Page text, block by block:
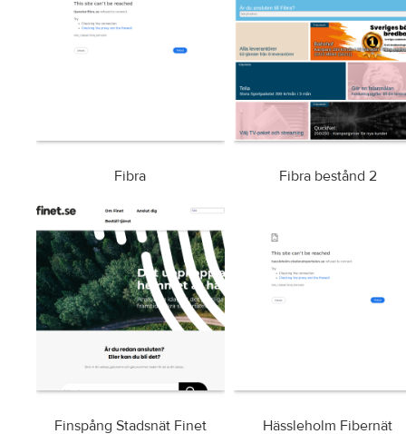
Fibra Fibra bestånd 2
Finspång Stadsnät Finet Hässleholm Fibernät